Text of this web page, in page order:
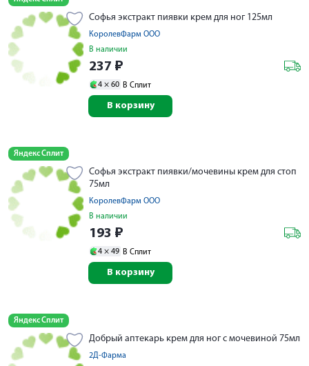
Софья экстракт пиявки крем для ног 125мл
КоролевФарм ООО
В наличии
237 ₽
4 × 60 В Сплит
В корзину
Яндекс Сплит
Софья экстракт пиявки/мочевины крем для стоп
75мл
КоролевФарм ООО
В наличии
193 ₽
4 × 49 В Сплит
В корзину
Яндекс Сплит
Добрый аптекарь крем для ног с мочевиной 75мл
2Д-Фарма